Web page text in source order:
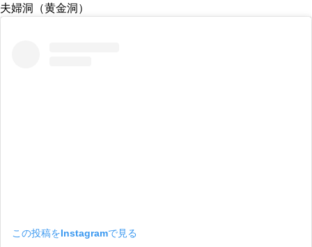
夫婦洞（黄金洞）
この投稿をInstagramで見る